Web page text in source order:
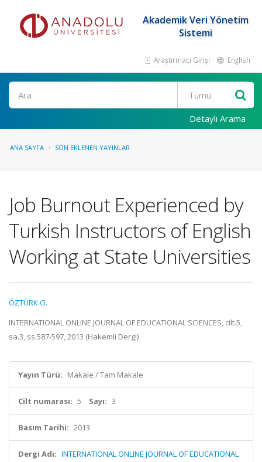
Akademik Veri Yönetim
Sistemi
Araştırmacı Girişi English
Ara
Detaylı Arama
ANA SAYFA SON EKLENEN YAYINLAR
Job Burnout Experienced by
Turkish Instructors of English
Working at State Universities
ÖZTÜRK G.
INTERNATIONAL ONLINE JOURNAL OF EDUCATIONAL SCIENCES, cilt.5,
sa.3, ss.587-597, 2013 (Hakemli Dergi)
Yayın Türü: Makale / Tam Makale
Cilt numarası: 5 Sayı: 3
Basım Tarihi: 2013
Dergi Adı: INTERNATIONAL ONLINE JOURNAL OF EDUCATIONAL